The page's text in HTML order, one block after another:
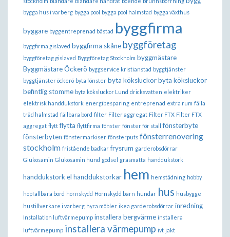
bygga hus i varberg bygga pool bygga pool halmstad bygga växthus
byggare byggentreprenad båstad byggfirma
byggfirma gislaved byggfirma skåne byggföretag
byggföretag gislaved Byggföretag Stockholm byggmästare
Byggmästare Öckerö byggservice kristianstad byggtjänster
byggtjänster öckerö byta fönster byta köksluckorbyta köksluckor
befintlig stomme byta köksluckor Lund dricksvatten elektriker
elektrisk handdukstork energibesparing entreprenad extra rum fälla
träd halmstad fällbara bord filter Filter aggregat Filter FTX Filter FTX
aggregat flytt flytta flyttfirma fönster fönster för stall
fönsterbyte
fönsterbyten fönstermarkiser fönsterputs fönsterrenovering
stockholm fristående badkar frysrum garderobsdörrar
Glukosamin Glukosamin hund gödsel gräsmatta handdukstork
handdukstork el handdukstorkar hem hemstädning hobby
hopfällbara bord hörnskydd Hörnskydd barn hundar hus husbygge
hustillverkare i varberg hyra möbler ikea garderobsdörrar inredning
Installation luftvärmepump installera bergvärme installera
luftvärmepump installera värmepump ivt jakt